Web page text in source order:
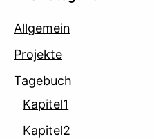
Allgemein
Projekte
Tagebuch
Kapitel1
Kapitel2